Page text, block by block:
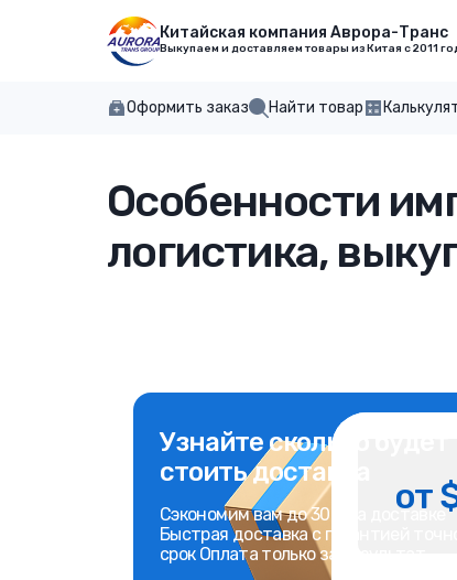
Китайская компания Аврора-Транс
Выкупаем и доставляем товары из Китая с 2011
Оформить заказ Найти товар
Особенности
логистика,
Узнайте сколько будет
стоить доставка
Сэкономим вам до 30% на доставке
Быстрая доставка с гарантией точно
срок Оплата только за результат
от